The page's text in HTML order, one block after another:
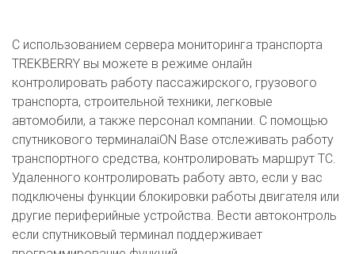
С использованием сервера мониторинга транспорта
TREKBERRY вы можете в режиме онлайн
контролировать работу пассажирского, грузового
транспорта, строительной техники, легковые
автомобили, а также персонал компании. С помощью
спутникового терминалаiON Base отслеживать работу
транспортного средства, контролировать маршрут ТС.
Удаленного контролировать работу авто, если у вас
подключены функции блокировки работы двигателя или
другие периферийные устройства. Вести автоконтроль
если спутниковый терминал поддерживает